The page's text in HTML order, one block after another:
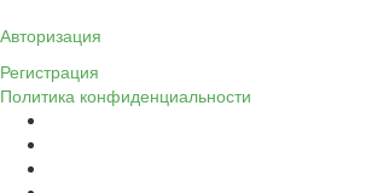
Авторизация
Регистрация
Политика конфиденциальности